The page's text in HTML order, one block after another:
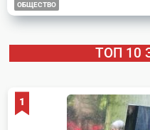
ОБЩЕСТВО
ТОП 10